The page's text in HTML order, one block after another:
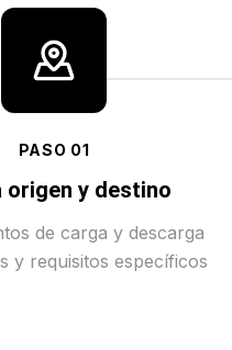
PASO 01
origen y destino
de carga y descarga
y requisitos específicos